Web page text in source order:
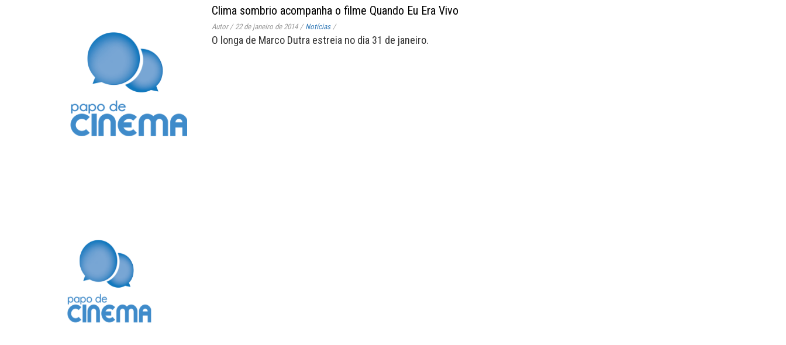
Clima sombrio acompanha o filme Quando Eu Era Vivo
Autor/ 22 de janeiro de 2014 / Notícias /
O longa de Marco Dutra estreia no dia 31 de janeiro.